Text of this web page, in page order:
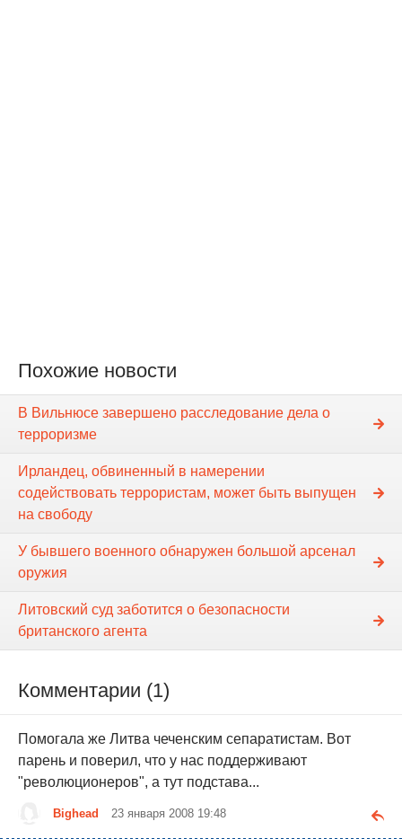
Похожие новости
В Вильнюсе завершено расследование дела о
терроризме
Ирландец, обвиненный в намерении
содействовать террористам, может быть выпущен
на свободу
У бывшего военного обнаружен большой арсенал
оружия
Литовский суд заботится о безопасности
британского агента
Комментарии (1)
Помогала же Литва чеченским сепаратистам. Вот
парень и поверил, что у нас поддерживают
"революционеров", а тут подстава...
Bighead 23 января 2008 19:48